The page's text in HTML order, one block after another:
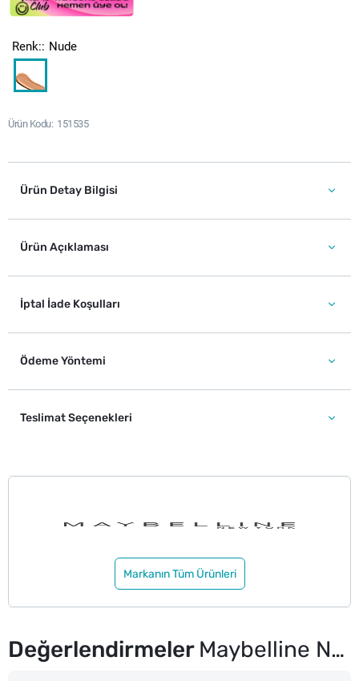
Ürün Kodu 151535
Renk: Nude
Ürün Detay Bilgisi
Ürün Açıklaması
İptal İade Koşulları
Ödeme Yöntemi
Teslimat Seçenekleri
Markanın Tüm Ürünleri
Değerlendirmeler Maybelline New York Instant Anti Age Eraser Kapatıcı No: 02 Nude